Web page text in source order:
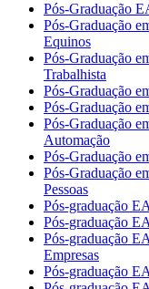
Pós-Graduação
Pós-Graduação
Equinos
Pós-Graduação
Trabalhista
Pós-Graduação
Pós-Graduação
Pós-Graduação
Automação
Pós-Graduação
Pós-Graduação
Pessoas
Pós-graduação
Pós-graduação
Pós-graduação
Empresas
Pós-graduação